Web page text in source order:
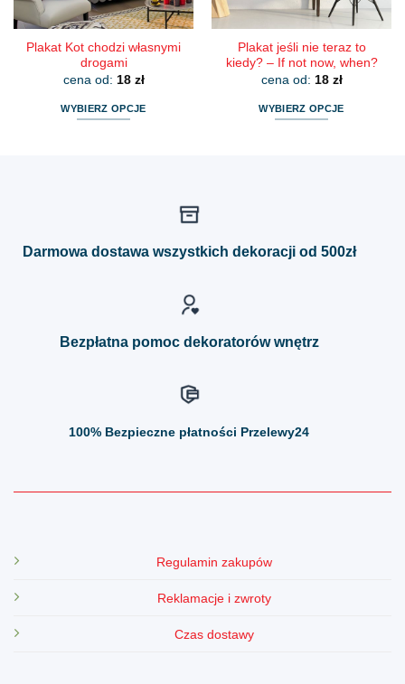
produktu
produktu
Plakat Kot chodzi własnymi
drogami
cena od: 18 zł
WYBIERZ OPCJE
Plakat jeśli nie teraz to
kiedy? – If not now, when?
cena od: 18 zł
WYBIERZ OPCJE
można
Darmowa dostawa wszystkich dekoracji od 500zł
Bezpłatna pomoc dekoratorów wnętrz
100% Bezpieczne płatności Przelewy24
Regulamin zakupów
Reklamacje i zwroty
Czas dostawy